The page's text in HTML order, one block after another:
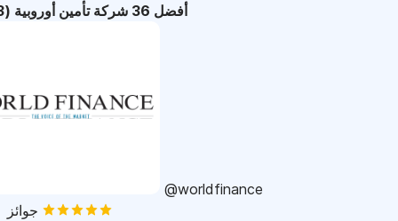
أفضل 36 شركة تأمين أوروبية (2023)
@worldfinance